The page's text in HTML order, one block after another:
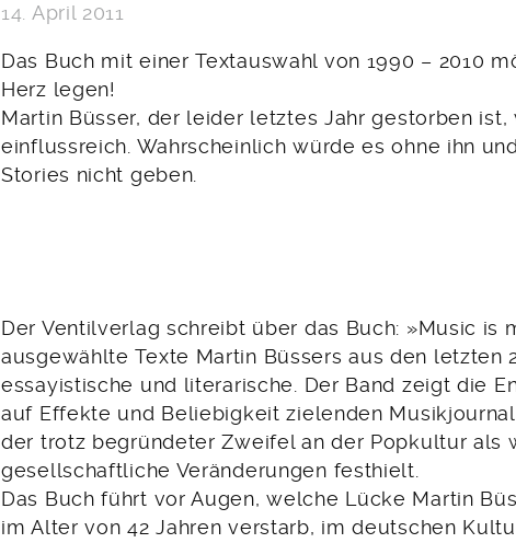
14. April 2011
Das Buch mit einer Textauswahl von 1990 – 2010
Herz legen!
Martin Büsser, der leider letztes Jahr gestorben
einflussreich. Wahrscheinlich würde es ohne ihn
Stories nicht geben.
Der Ventilverlag schreibt über das Buch: »Music is
ausgewählte Texte Martin Büssers aus den letzten
essay­istische und literarische. Der Band zeigt die
auf Effekte und Beliebigkeit ­zielenden
der trotz begründeter Zweifel an der Pop­kultur als
gesellschaftliche ­Veränderungen festhielt.
Das Buch führt vor Augen, welche Lücke Martin
im Alter von 42 Jahren ­verstarb, im deutschen